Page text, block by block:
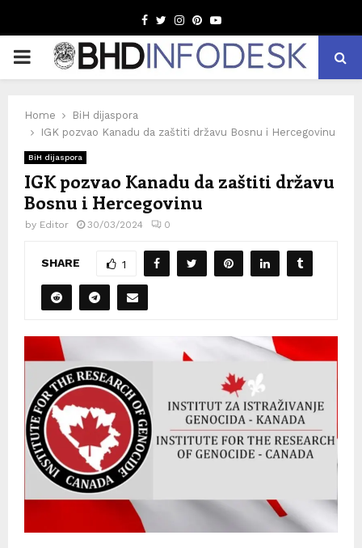
Facebook
TwitterInstagram
Pinterest
Youtube
PRIMARY
Home
BiH dijaspora
IGK pozvao Kanadu da zaštiti državu Bosnu i Hercegovinu
BiH dijaspora
IGK pozvao Kanadu da zaštiti državu
Bosnu i Hercegovinu
by Editor 30/03/2024 0
SHARE 1